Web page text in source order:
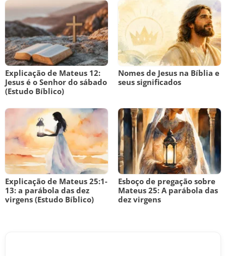
Explicação de Mateus 12:
Jesus é o Senhor do sábado
(Estudo Bíblico)
Nomes de Jesus na Bíblia e
seus significados
Explicação de Mateus 25:1-
13: a parábola das dez
virgens (Estudo Bíblico)
Esboço de pregação sobre
Mateus 25: A parábola das
dez virgens